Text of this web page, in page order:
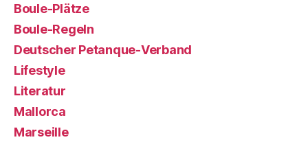
Boule-Plätze
Boule-Regeln
Deutscher Petanque-Verband
Lifestyle
Literatur
Mallorca
Marseille